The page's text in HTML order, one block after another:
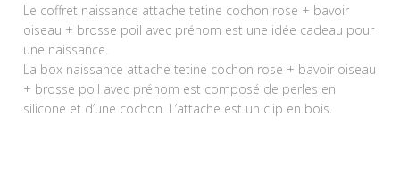
Le coffret naissance attache tetine cochon rose + bavoir
oiseau + brosse poil avec prénom est une idée cadeau pour
une naissance.
La box naissance attache tetine cochon rose + bavoir oiseau
+ brosse poil avec prénom est composé de perles en
silicone et d’une cochon. L’attache est un clip en bois.